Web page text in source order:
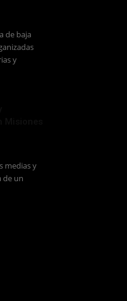
de baja
y
medias y
de un